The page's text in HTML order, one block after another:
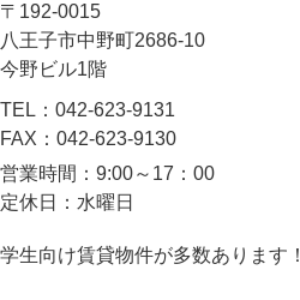
〒192-0015
八王子市中野町2686-10
今野ビル1階
TEL： 042-623-9131
FAX： 042-623-9130
営業時間： 9:00～17：00
定休日： 水曜日
学生向け賃貸物件が多数あります！